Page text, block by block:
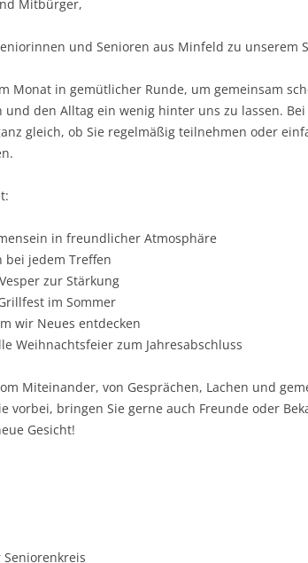
Mitbürger,
und Senioren aus Minfeld zu unserem
Monat in gemütlicher Runde, um gemeinsam
den Alltag ein wenig hinter uns zu lassen.
gleich, ob Sie regelmäßig teilnehmen oder
in freundlicher Atmosphäre
bei jedem Treffen
zur Stärkung
im Sommer
wir Neues entdecken
Weihnachtsfeier zum Jahresabschluss
Miteinander, von Gesprächen, Lachen und
vorbei, bringen Sie gerne auch Freunde oder
Gesicht!